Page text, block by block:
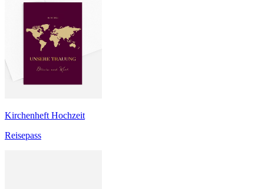
Kirchenheft Hochzeit
Reisepass